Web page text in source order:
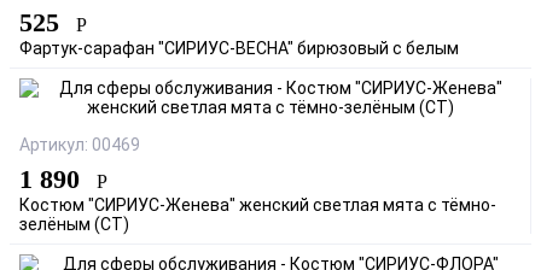
525 Р
Фартук-сарафан "СИРИУС-ВЕСНА" бирюзовый с белым
Артикул: 00469
1 890 Р
Костюм "СИРИУС-Женева" женский светлая мята с тёмно-
зелёным (СТ)